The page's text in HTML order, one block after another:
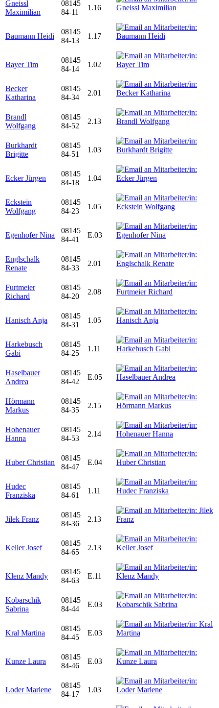
Gneissl
Maximilian
08145
84-11
1.16
Baumann Heidi
08145
84-13
1.17
Bayer Tim
08145
84-14
1.02
Becker
Katharina
08145
84-34
2.01
Brandl
Wolfgang
08145
84-52
2.13
Burkhardt
Brigitte
08145
84-51
1.03
Ecker Jürgen
08145
84-18
1.04
Eckstein
Wolfgang
08145
84-23
1.05
Egenhofer Nina
08145
84-41
E.03
Englschalk
Renate
08145
84-33
2.01
Furtmeier
Richard
08145
84-20
2.08
Hanisch Anja
08145
84-31
1.05
Harkebusch
Gabi
08145
84-25
1.11
Haselbauer
Andrea
08145
84-42
E.05
Hörmann
Markus
08145
84-35
2.15
Hohenauer
Hanna
08145
84-53
2.14
Huber Christian
08145
84-47
E.04
Hudec
Franziska
08145
84-61
1.11
Jilek Franz
08145
84-36
2.13
Keller Josef
08145
84-65
2.13
Klenz Mandy
08145
84-63
E.11
Kobarschik
Sabrina
08145
84-44
E.03
Kral Martina
08145
84-45
E.03
Kunze Laura
08145
84-46
E.03
Loder Marlene
08145
84-17
1.03